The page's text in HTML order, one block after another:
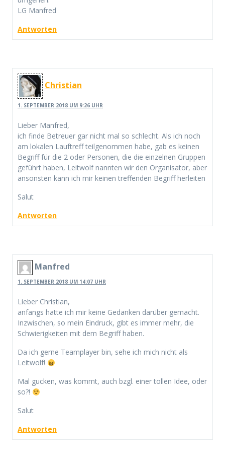
LG Manfred
Antworten
Christian
1. SEPTEMBER 2018 UM 9:26 UHR
Lieber Manfred,
ich finde Betreuer gar nicht mal so schlecht. Als ich noch
am lokalen Lauftreff teilgenommen habe, gab es keinen
Begriff für die 2 oder Personen, die die einzelnen Gruppen
geführt haben, Leitwolf nannten wir den Organisator, aber
ansonsten kann ich mir keinen treffenden Begriff herleiten
Salut
Antworten
Manfred
1. SEPTEMBER 2018 UM 14:07 UHR
Lieber Christian,
anfangs hatte ich mir keine Gedanken darüber gemacht.
Inzwischen, so mein Eindruck, gibt es immer mehr, die
Schwierigkeiten mit dem Begriff haben.
Da ich gerne Teamplayer bin, sehe ich mich nicht als
Leitwolf!
Mal gucken, was kommt, auch bzgl. einer tollen Idee, oder
so?!
Salut
Antworten